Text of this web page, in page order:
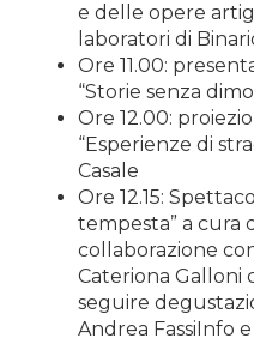
e delle opere
laboratori di
Ore 11.00:
“Storie senza
Ore 12.00:
“Esperienze di
Casale
Ore 12.15:
tempesta” a cura
collaborazione
Cateriona Galloni
seguire
Andrea FassiInfo